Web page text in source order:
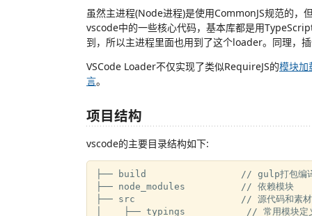
虽然主进程(Node进程)是使用CommonJS规范的
vscode中的一些核心代码，基本库都是用
到，所以主进程里面也用到了这个loader。同理，
VSCode Loader不仅实现了类似RequireJS的模块加
言。
项目结构
vscode的主要目录结构如下:
├── build                 // gulp打包编译
├── node_modules          // 依赖模块
├── src                   // 源代码和素材
│    ├── typings           // 常用模块定